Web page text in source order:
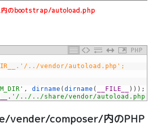
内のbootstrap/autoload.php
PHP
../vendor/autoload.php';
, dirname ( dirname ( __FILE__ ) ) ) ;
. '/../../share/vendor/autoload.php'
vender/composer/内のPHP